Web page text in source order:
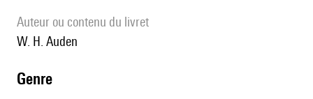
Auteur ou contenu du livret
W. H. Auden
genre